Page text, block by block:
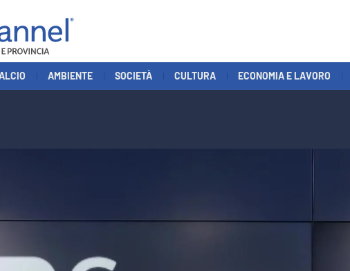
AMBIENTE SOCIETÀ CULTURA ECONOMIA E LAVORO